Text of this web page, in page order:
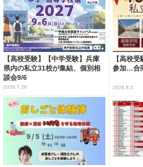
【高校受験】【中学受験】兵庫
県内の私立31校が集結、個別相
談会9/6
2026.7.28
【高校
参加…合
2026.8.5